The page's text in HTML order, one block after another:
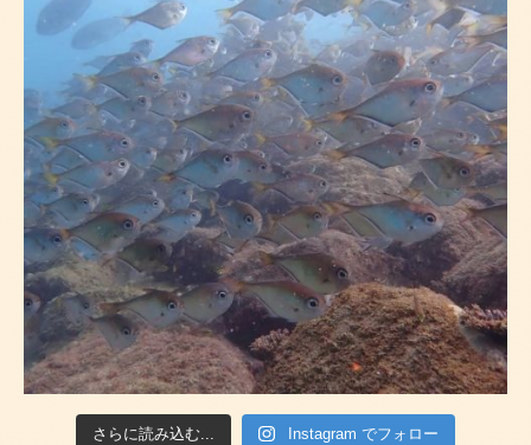
さらに読み込む... Instagram でフォロー